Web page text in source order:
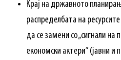
Крај на државното
распределбата на
да се замени со „сигнали на
економски актери“ (јавни